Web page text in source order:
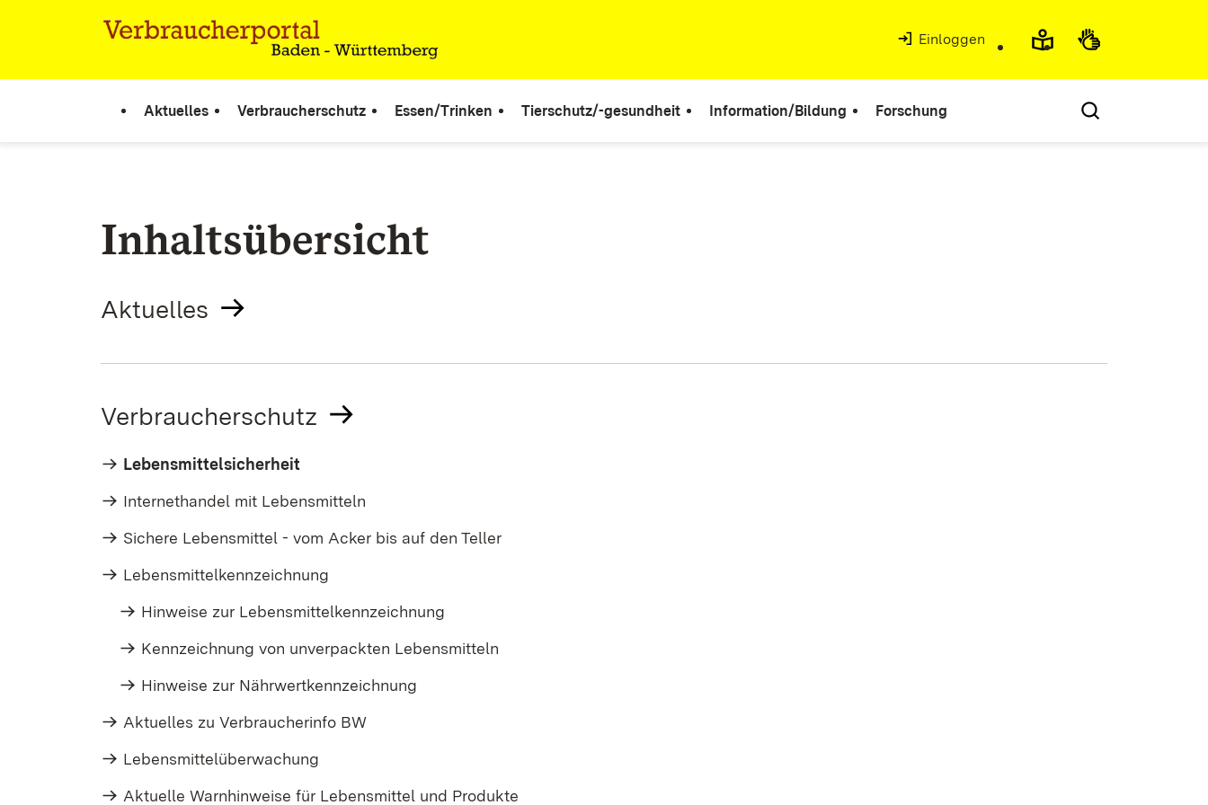
Zum Inhalt springen
Einloggen
Aktuelles Verbraucherschutz Essen/Trinken Tierschutz/-gesundheit Information/Bildung Forschung
Inhaltsübersicht
Aktuelles
Verbraucherschutz
Lebensmittelsicherheit
Internethandel mit Lebensmitteln
Sichere Lebensmittel - vom Acker bis auf den Teller
Lebensmittelkennzeichnung
Hinweise zur Lebensmittelkennzeichnung
Kennzeichnung von unverpackten Lebensmitteln
Hinweise zur Nährwertkennzeichnung
Aktuelles zu Verbraucherinfo BW
Lebensmittelüberwachung
Aktuelle Warnhinweise für Lebensmittel und Produkte